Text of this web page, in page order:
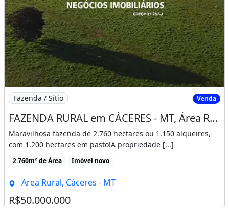
Imagem: FAZENDA RURAL em CÁCERES - MT, Área Rural
Fazenda / Sítio Venda
FAZENDA RURAL em CÁCERES - MT, Área Rural
Maravilhosa fazenda de 2.760 hectares ou 1.150 alqueires,
com 1.200 hectares em pasto!A propriedade [...]
2.760m² de Área Imóvel novo
Area Rural, Cáceres - MT
R$50.000.000